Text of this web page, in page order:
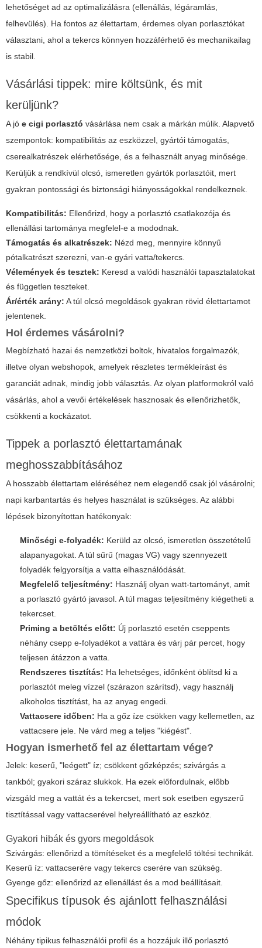
lehetőséget ad az optimalizálásra (ellenállás, légáramlás,
felhevülés). Ha fontos az élettartam, érdemes olyan porlasztókat
választani, ahol a tekercs könnyen hozzáférhető és mechanikailag
is stabil.
Vásárlási tippek: mire költsünk, és mit
kerüljünk?
A jó e cigi porlasztó vásárlása nem csak a márkán múlik. Alapvető
szempontok: kompatibilitás az eszközzel, gyártói támogatás,
cserealkatrészek elérhetősége, és a felhasznált anyag minősége.
Kerüljük a rendkívül olcsó, ismeretlen gyártók porlasztóit, mert
gyakran pontossági és biztonsági hiányosságokkal rendelkeznek.
Kompatibilitás: Ellenőrizd, hogy a porlasztó csatlakozója és
ellenállási tartománya megfelel-e a mododnak.
Támogatás és alkatrészek: Nézd meg, mennyire könnyű
pótalkatrészt szerezni, van-e gyári vatta/tekercs.
Vélemények és tesztek: Keresd a valódi használói tapasztalatokat
és független teszteket.
Ár/érték arány: A túl olcsó megoldások gyakran rövid élettartamot
jelentenek.
Hol érdemes vásárolni?
Megbízható hazai és nemzetközi boltok, hivatalos forgalmazók,
illetve olyan webshopok, amelyek részletes termékleírást és
garanciát adnak, mindig jobb választás. Az olyan platformokról való
vásárlás, ahol a vevői értékelések hasznosak és ellenőrizhetők,
csökkenti a kockázatot.
Tippek a porlasztó élettartamának
meghosszabbításához
A hosszabb élettartam eléréséhez nem elegendő csak jól vásárolni;
napi karbantartás és helyes használat is szükséges. Az alábbi
lépések bizonyítottan hatékonyak:
Minőségi e-folyadék: Kerüld az olcsó, ismeretlen összetételű
alapanyagokat. A túl sűrű (magas VG) vagy szennyezett
folyadék felgyorsítja a vatta elhasználódását.
Megfelelő teljesítmény: Használj olyan watt-tartományt, amit
a porlasztó gyártó javasol. A túl magas teljesítmény kiégetheti a
tekercset.
Priming a betöltés előtt: Új porlasztó esetén cseppents
néhány csepp e-folyadékot a vattára és várj pár percet, hogy
teljesen átázzon a vatta.
Rendszeres tisztítás: Ha lehetséges, időnként öblítsd ki a
porlasztót meleg vízzel (szárazon szárítsd), vagy használj
alkoholos tisztítást, ha az anyag engedi.
Vattacsere időben: Ha a gőz íze csökken vagy kellemetlen, az
vattacsere jele. Ne várd meg a teljes "kiégést".
Hogyan ismerhető fel az élettartam vége?
Jelek: keserű, "leégett" íz; csökkent gőzképzés; szivárgás a
tankból; gyakori száraz slukkok. Ha ezek előfordulnak, előbb
vizsgáld meg a vattát és a tekercset, mert sok esetben egyszerű
tisztítással vagy vattacserével helyreállítható az eszköz.
Gyakori hibák és gyors megoldások
Szivárgás: ellenőrizd a tömítéseket és a megfelelő töltési technikát.
Keserű íz: vattacserére vagy tekercs cserére van szükség.
Gyenge gőz: ellenőrizd az ellenállást és a mod beállításait.
Specifikus típusok és ajánlott felhasználási
módok
Néhány tipikus felhasználói profil és a hozzájuk illő porlasztó